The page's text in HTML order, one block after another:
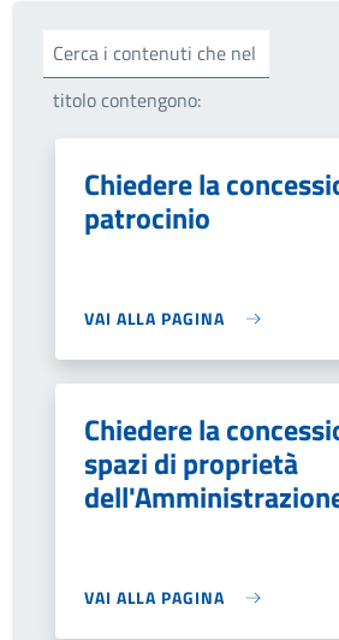
Cerca i contenuti che nel
titolo contengono:
Chiedere la
patrocinio
VAI ALLA PAGINA
Chiedere la
spazi di proprietà
VAI ALLA PAGINA